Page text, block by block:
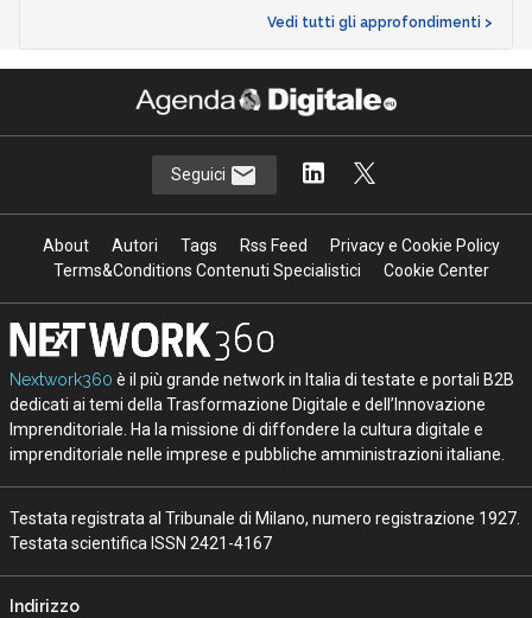
Vedi tutti gli approfondimenti >
Seguici
About Autori Tags Rss Feed
Privacy e Cookie Policy
Terms&Conditions Contenuti Specialistici
Cookie Center
Nextwork360 è il più grande network in Italia di testate e portali B2B
dedicati ai temi della Trasformazione Digitale e dell’Innovazione
Imprenditoriale. Ha la missione di diffondere la cultura digitale e
imprenditoriale nelle imprese e pubbliche amministrazioni italiane.
Testata registrata al Tribunale di Milano, numero registrazione 1927.
Testata scientifica ISSN 2421-4167
Indirizzo